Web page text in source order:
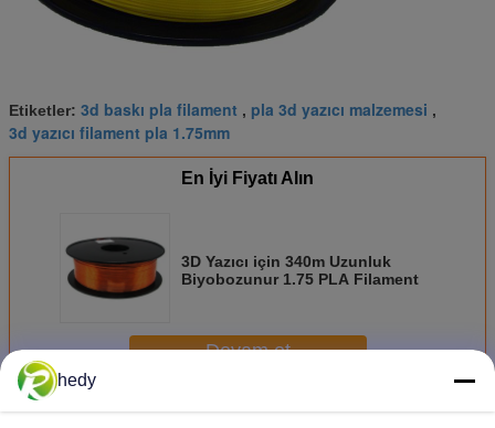
Etiketler: 3d baskı pla filament , pla 3d yazıcı malzemesi ,
3d yazıcı filament pla 1.75mm
En İyi Fiyatı Alın
3D Yazıcı için 340m Uzunluk
Biyobozunur 1.75 PLA Filament
Devam et
DahaPla 3d yazıcı filamanı
hedy